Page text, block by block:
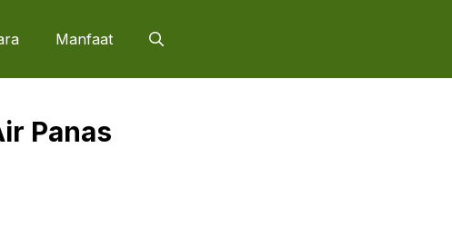
Manfaat
Panas